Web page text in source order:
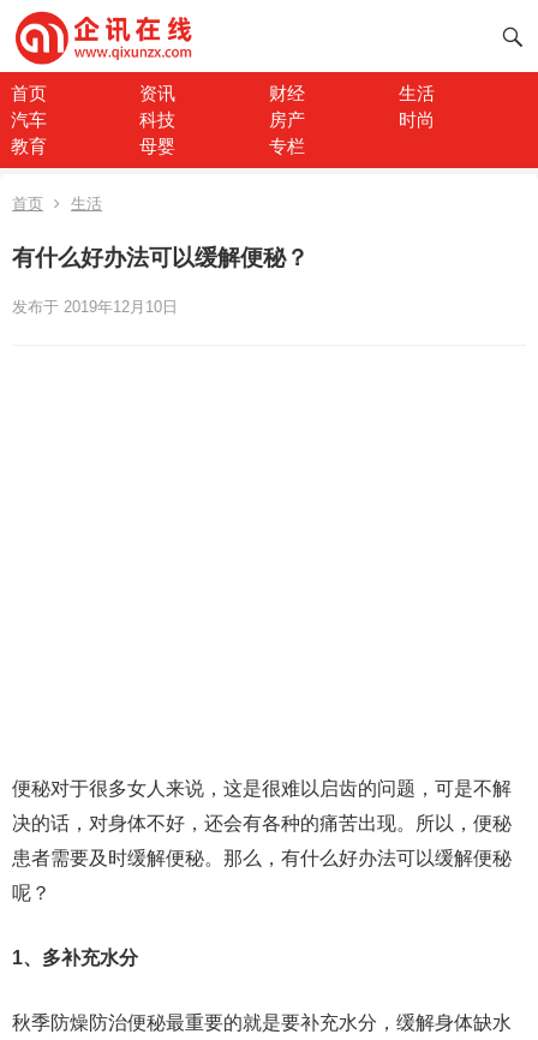
首页 资讯 财经
生活
汽车
科技 房产
时尚
教育
母婴 专栏
首页 生活
有什么好办法可以缓解便秘？
发布于 2019年12月10日
便秘对于很多女人来说，这是很难以启齿的问题，可是不解
决的话，对身体不好，还会有各种的痛苦出现。所以，便秘
患者需要及时缓解便秘。那么，有什么好办法可以缓解便秘
呢？
1、多补充水分
秋季防燥防治便秘最重要的就是要补充水分，缓解身体缺水